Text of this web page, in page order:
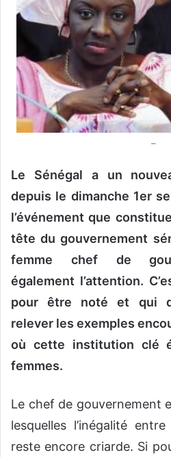
u
n
c
u
r
i
–
Le Sénégal a un
depuis le dimanche 1er
l’événement que
tête du gouvernement
femme chef de
également l’attention.
pour être noté et qui
relever les exemples
où cette institution clé
femmes.
Le chef de gouvernement
lesquelles l’inégalité
reste encore criarde. Si